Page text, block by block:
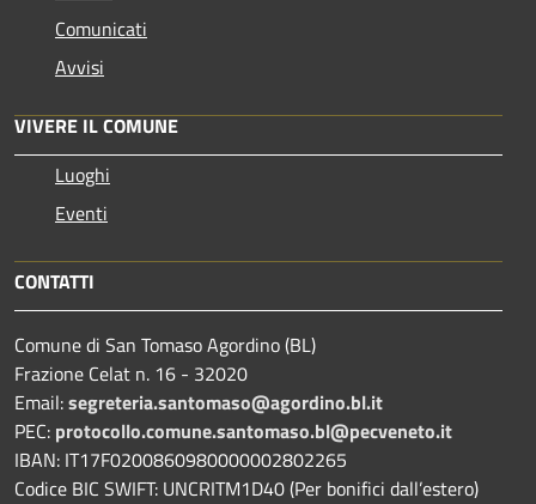
Comunicati
Avvisi
VIVERE IL COMUNE
Luoghi
Eventi
CONTATTI
Comune di San Tomaso Agordino (BL)
Frazione Celat n. 16 - 32020
Email:segreteria.santomaso@agordino.bl.it
PEC: protocollo.comune.santomaso.bl@pecveneto.it
IBAN: IT17F0200860980000002802265
Codice BIC SWIFT: UNCRITM1D40 (Per bonifici dall’estero)